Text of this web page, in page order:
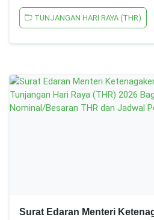
TUNJANGAN HARI RAYA (THR)
Surat Edaran Menteri